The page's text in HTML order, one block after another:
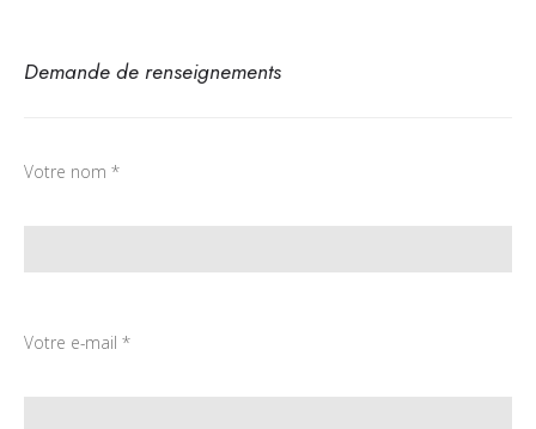
Demande de renseignements
Votre nom *
Votre e-mail *